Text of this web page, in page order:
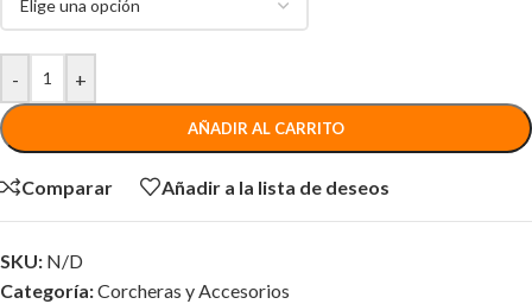
- +
AÑADIR AL CARRITO
Comparar Añadir a la lista de deseos
SKU: N/D
Categoría:Corcheras y Accesorios